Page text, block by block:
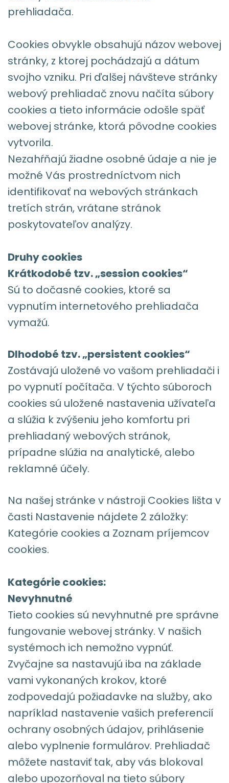
prehliadača.
Cookies obvykle obsahujú názov webovej
stránky, z ktorej pochádzajú a dátum
svojho vzniku. Pri ďalšej návšteve stránky
webový prehliadač znovu načíta súbory
cookies a tieto informácie odošle späť
webovej stránke, ktorá pôvodne cookies
vytvorila.
Nezahŕňajú žiadne osobné údaje a nie je
možné Vás prostredníctvom nich
identifikovať na webových stránkach
tretích strán, vrátane stránok
poskytovateľov analýzy.
Druhy cookies
Krátkodobé tzv. „session cookies“
Sú to dočasné cookies, ktoré sa
vypnutím internetového prehliadača
vymažú.
Dlhodobé tzv. „persistent cookies“
Zostávajú uložené vo vašom prehliadači i
po vypnutí počítača. V týchto súboroch
cookies sú uložené nastavenia užívateľa
a slúžia k zvýšeniu jeho komfortu pri
prehliadaný webových stránok,
prípadne slúžia na analytické, alebo
reklamné účely.
Na našej stránke v nástroji Cookies lišta v
časti Nastavenie nájdete 2 záložky:
Kategórie cookies a Zoznam príjemcov
cookies.
Kategórie cookies:
Nevyhnutné
Tieto cookies sú nevyhnutné pre správne
fungovanie webovej stránky. V našich
systémoch ich nemožno vypnúť.
Zvyčajne sa nastavujú iba na základe
vami vykonaných krokov, ktoré
zodpovedajú požiadavke na služby, ako
napríklad nastavenie vašich preferencií
ochrany osobných údajov, prihlásenie
alebo vyplnenie formulárov. Prehliadač
môžete nastaviť tak, aby vás blokoval
alebo upozorňoval na tieto súbory